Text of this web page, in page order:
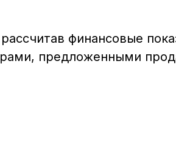
финансовые
предложенными